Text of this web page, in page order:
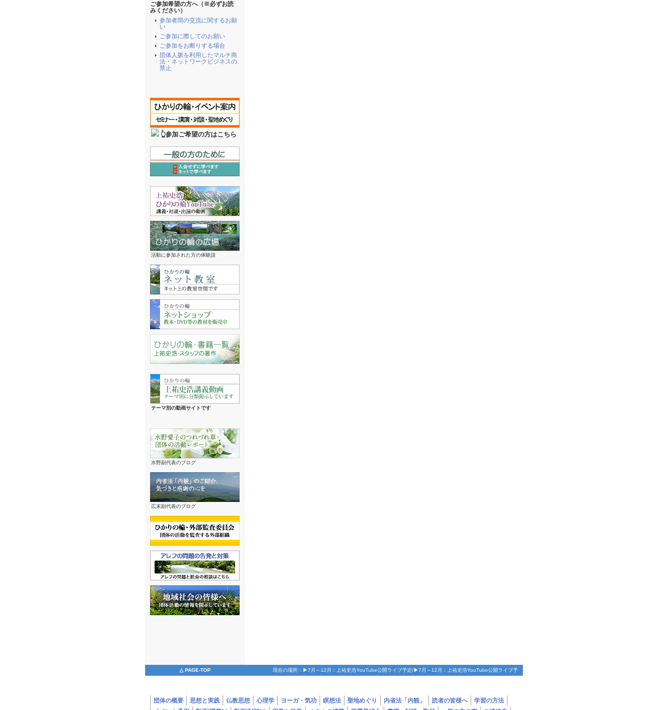
ご参加希望の方へ（※必ずお読
みください）
参加者間の交流に関するお願
い
ご参加に際してのお願い
ご参加をお断りする場合
団体人脈を利用したマルチ商
法・ネットワークビジネスの
禁止
👆参加ご希望の方はこちら
活動に参加された方の体験談
テーマ別の動画サイトです
水野副代表のブログ
広末副代表のブログ
△ PAGE-TOP
現在の場所：▶7月～12月：上祐史浩YouTube公開ライブ予定/▶7月～12月：上祐史浩YouTube公開ライブ予
団体の概要 思想と実践 仏教思想 心理学 ヨーガ・気功 瞑想法 聖地めぐり 内省法「内観」 読者の皆様へ
学習の方法